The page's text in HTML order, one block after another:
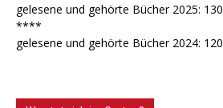
gelesene und gehörte Bücher 2025: 130
****
gelesene und gehörte Bücher 2024: 120